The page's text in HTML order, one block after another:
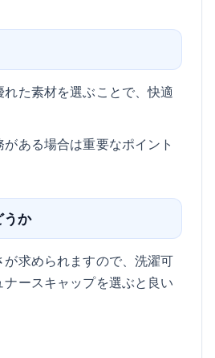
た素材を選ぶことで、快適
ある場合は重要なポイント
うか
求められますので、洗濯可
ースキャップを選ぶと良い